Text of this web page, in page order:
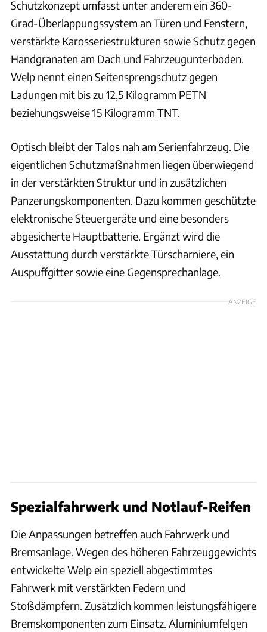
Schutzkonzept umfasst unter anderem ein 360-
Grad-Überlappungssystem an Türen und Fenstern,
verstärkte Karosseriestrukturen sowie Schutz gegen
Handgranaten am Dach und Fahrzeugunterboden.
Welp nennt einen Seitensprengschutz gegen
Ladungen mit bis zu 12,5 Kilogramm PETN
beziehungsweise 15 Kilogramm TNT.
Optisch bleibt der Talos nah am Serienfahrzeug. Die
eigentlichen Schutzmaßnahmen liegen überwiegend
in der verstärkten Struktur und in zusätzlichen
Panzerungskomponenten. Dazu kommen geschützte
elektronische Steuergeräte und eine besonders
abgesicherte Hauptbatterie. Ergänzt wird die
Ausstattung durch verstärkte Türscharniere, ein
Auspuffgitter sowie eine Gegensprechanlage.
ANZEIGE
Spezialfahrwerk und Notlauf-Reifen
Die Anpassungen betreffen auch Fahrwerk und
Bremsanlage. Wegen des höheren Fahrzeuggewichts
entwickelte Welp ein speziell abgestimmtes
Fahrwerk mit verstärkten Federn und
Stoßdämpfern. Zusätzlich kommen leistungsfähigere
Bremskomponenten zum Einsatz. Aluminiumfelgen